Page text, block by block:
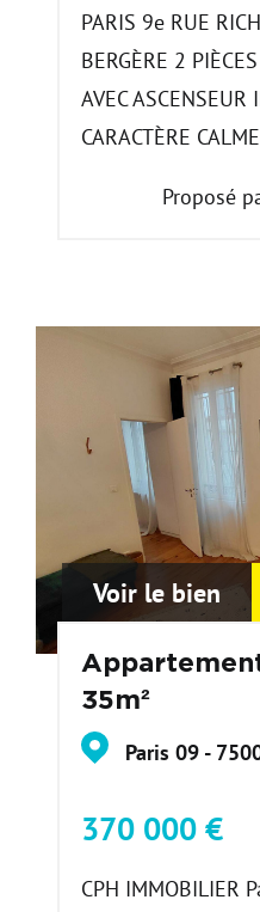
PARIS 9e RUE
BERGÈRE 2
AVEC ASCENSEUR
CARACTÈRE
Proposé
Voir le bien
35m²
Paris 09 -
370 000 €
CPH IMMOBILIER